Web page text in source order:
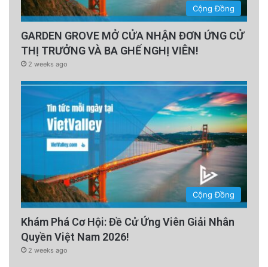
Cộng Đồng
GARDEN GROVE MỞ CỬA NHẬN ĐƠN ỨNG CỬ
THỊ TRƯỞNG VÀ BA GHẾ NGHỊ VIÊN!
2 weeks ago
Cộng Đồng
Khám Phá Cơ Hội: Đề Cử Ứng Viên Giải Nhân
Quyền Việt Nam 2026!
2 weeks ago